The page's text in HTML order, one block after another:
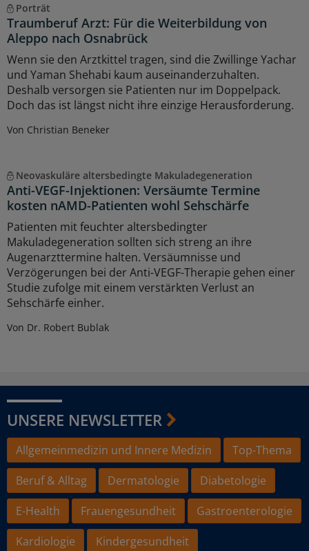
Porträt
Traumberuf Arzt: Für die Weiterbildung von
Aleppo nach Osnabrück
Wenn sie den Arztkittel tragen, sind die Zwillinge Yachar
und Yaman Shehabi kaum auseinanderzuhalten.
Deshalb versorgen sie Patienten nur im Doppelpack.
Doch das ist längst nicht ihre einzige Herausforderung.
Von Christian Beneker
Neovaskuläre altersbedingte Makuladegeneration
Anti-VEGF-Injektionen: Versäumte Termine
kosten nAMD-Patienten wohl Sehschärfe
Patienten mit feuchter altersbedingter
Makuladegeneration sollten sich streng an ihre
Augenarzttermine halten. Versäumnisse und
Verzögerungen bei der Anti-VEGF-Therapie gehen einer
Studie zufolge mit einem verstärkten Verlust an
Sehschärfe einher.
Von Dr. Robert Bublak
UNSERE NEWSLETTER
Allgemeinmedizin und Innere Medizin
Top-Thema
Beruf & Alltag
Dermatologie
Diabetologie
E-Health
Frauengesundheit
Gastroenterologie
Kardiologie
Kindergesundheit